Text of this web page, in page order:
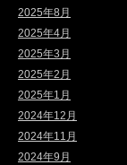
2025年8月
2025年4月
2025年3月
2025年2月
2025年1月
2024年12月
2024年11月
2024年9月